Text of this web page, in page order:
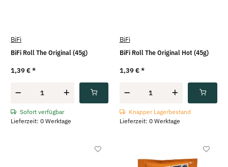
BiFi
BiFi Roll The Original (45g)
1,39 €*
Sofort verfügbar
Lieferzeit: 0 Werktage
BiFi
BiFi Roll The Original Hot (45g)
1,39 €*
Knapper Lagerbestand
Lieferzeit: 0 Werktage